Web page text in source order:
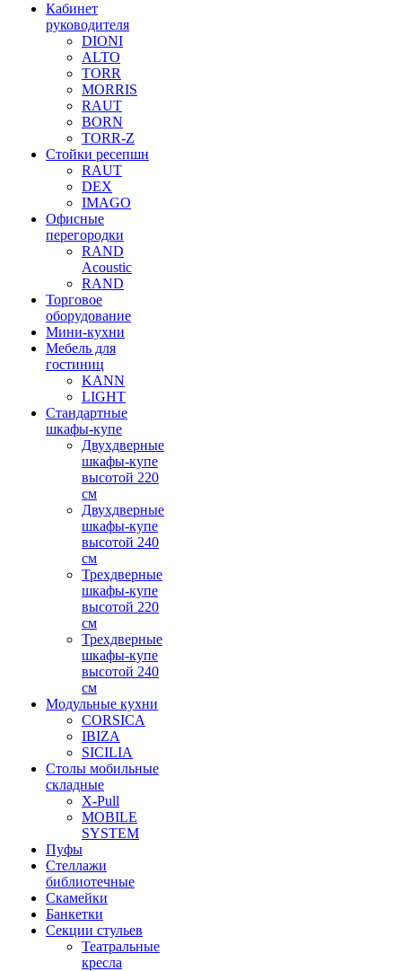
Кабинет
руководителя
DIONI
ALTO
TORR
MORRIS
RAUT
BORN
TORR-Z
Стойки ресепшн
RAUT
DEX
IMAGO
Офисные
перегородки
RAND
Acoustic
RAND
Торговое
оборудование
Мини-кухни
Мебель для
гостиниц
KANN
LIGHT
Стандартные
шкафы-купе
Двухдверные
шкафы-купе
высотой 220
см
Двухдверные
шкафы-купе
высотой 240
см
Трехдверные
шкафы-купе
высотой 220
см
Трехдверные
шкафы-купе
высотой 240
см
Модульные кухни
CORSICA
IBIZA
SICILIA
Столы мобильные
складные
X-Pull
MOBILE
SYSTEM
Пуфы
Стеллажи
библиотечные
Скамейки
Банкетки
Секции стульев
Театральные
кресла